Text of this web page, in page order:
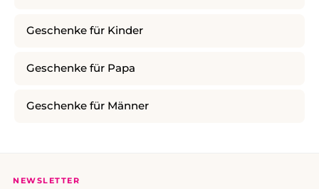
Geschenke für Kinder
Geschenke für Papa
Geschenke für Männer
NEWSLETTER